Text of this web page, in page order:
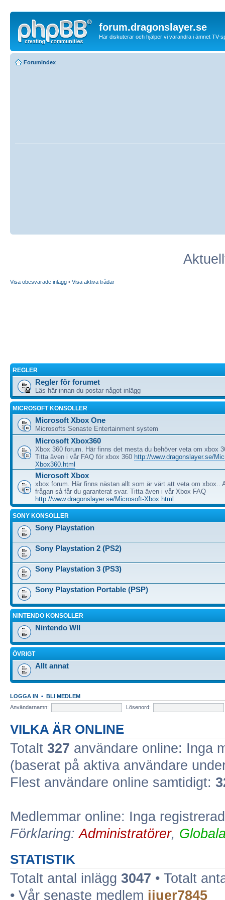
forum.dragonslayer.se
Här diskuterar och hjälper vi varandra i ämnet TV-
Forumindex
Visa obesvarade inlägg • Visa aktiva trådar
REGLER
Regler för forumet
Läs här innan du postar något inlägg
MICROSOFT KONSOLLER
Microsoft Xbox One
Microsofts Senaste Entertainment system
Microsoft Xbox360
Xbox 360 forum. Här finns det mesta du behöver veta om xbox
Titta även i vår FAQ för xbox 360 http://www.dragonslayer.se/
Xbox360.html
Microsoft Xbox
xbox forum. Här finns nästan allt som är värt att veta om xbox..
frågan så får du garanterat svar. Titta även i vår Xbox FAQ
http://www.dragonslayer.se/Microsoft-Xbox.html
SONY KONSOLLER
Sony Playstation
Sony Playstation 2 (PS2)
Sony Playstation 3 (PS3)
Sony Playstation Portable (PSP)
NINTENDO KONSOLLER
Nintendo WII
ÖVRIGT
Allt annat
LOGGA IN • BLI MEDLEM
Användarnamn:
Lösenord:
VILKA ÄR ONLINE
Totalt 327 användare online: Inga
(baserat på aktiva användare
Flest användare online samtidigt:
Medlemmar online: Inga
Förklaring:Administratörer,
STATISTIK
Totalt antal inlägg 3047 • Totalt
• Vår senaste medlem jiuer7845